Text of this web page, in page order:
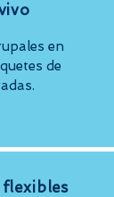
en
de
flexibles